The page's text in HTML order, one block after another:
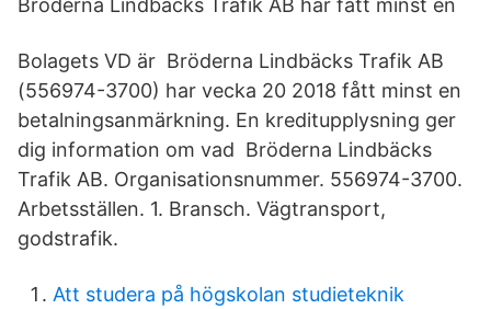
Bröderna Lindbäcks Trafik AB har fått minst en
Bolagets VD är Bröderna Lindbäcks Trafik AB
(556974-3700) har vecka 20 2018 fått minst en
betalningsanmärkning. En kreditupplysning ger
dig information om vad Bröderna Lindbäcks
Trafik AB. Organisationsnummer. 556974-3700.
Arbetsställen. 1. Bransch. Vägtransport,
godstrafik.
Att studera på högskolan studieteknik